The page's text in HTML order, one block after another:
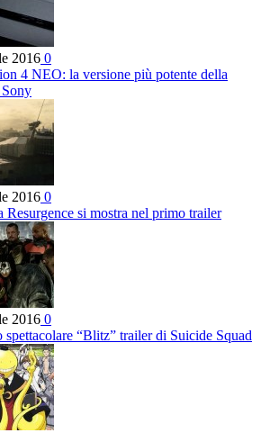
2016 0
4 NEO: la versione più potente della
2016 0
Resurgence si mostra nel primo trailer
2016 0
spettacolare “Blitz” trailer di Suicide Squad